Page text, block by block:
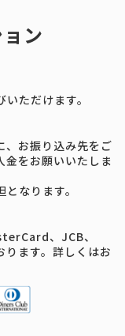
ン
ただけます。
、お振り込み先をご
金をお願いいたしま
なります。
、JCB、
ます。詳しくはお